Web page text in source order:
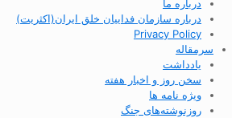
درباره ما
درباره سازمان فداییان خلق ایران(اکثریت)
Privacy Policy
سرمقاله
یادداشت
سخن روز و اخبار هفته
ویژه نامه ها
روزنوشته‌های جنگ